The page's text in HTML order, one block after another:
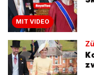
MIT VIDEO